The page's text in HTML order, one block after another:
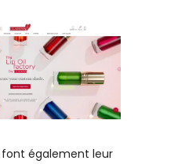
également leur